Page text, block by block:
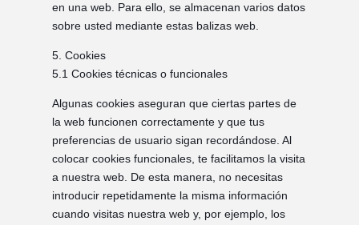
en una web. Para ello, se almacenan varios datos
sobre usted mediante estas balizas web.
5. Cookies
5.1 Cookies técnicas o funcionales
Algunas cookies aseguran que ciertas partes de
la web funcionen correctamente y que tus
preferencias de usuario sigan recordándose. Al
colocar cookies funcionales, te facilitamos la visita
a nuestra web. De esta manera, no necesitas
introducir repetidamente la misma información
cuando visitas nuestra web y, por ejemplo, los